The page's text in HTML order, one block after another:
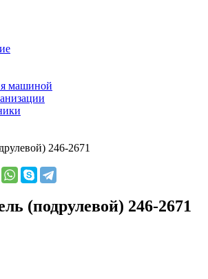
машиной
246-2671
(подрулевой) 246-2671